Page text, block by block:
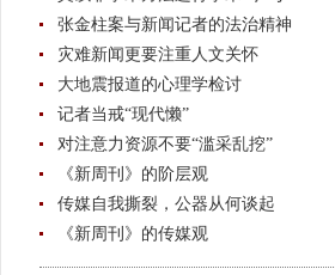
张金柱案与新闻记者的法治精神
灾难新闻更要注重人文关怀
大地震报道的心理学检讨
记者当戒“现代懒”
对注意力资源不要“滥采乱挖”
《新周刊》的阶层观
传媒自我撕裂，公器从何谈起
《新周刊》的传媒观